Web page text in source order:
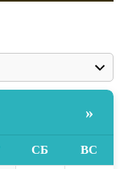
»
СБ ВС